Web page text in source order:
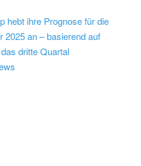
hebt ihre Prognose für die
2025 an – basierend auf
dritte Quartal